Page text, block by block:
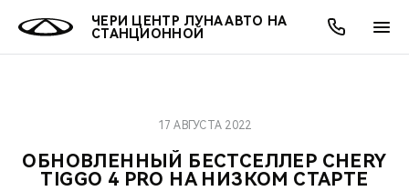
ЧЕРИ ЦЕНТР ЛУНА АВТО НА
СТАНЦИОННОЙ
МОДЕЛИ
ВСЕ МОДЕЛИ
ПОКУПАТЕЛЯМ
ВЫБОР И ПОКУПКА
ВЛАДЕЛЬЦАМ
СЕРВИС
МИР CHERY
АКСЕССУАРЫ
АКЦИИ
ВЫГОДЫ И АКЦИИ
ОНЛАЙН СЕРВИСЫ
ВЫБОР И ПОКУПКА
О КОМПАНИИ
О НАС
ОБНОВЛЕННЫЙ БЕСТСЕЛЛЕР CHERY
TIGGO 4 PRO НА НИЗКОМ СТАРТЕ
17 АВГУСТА 2022